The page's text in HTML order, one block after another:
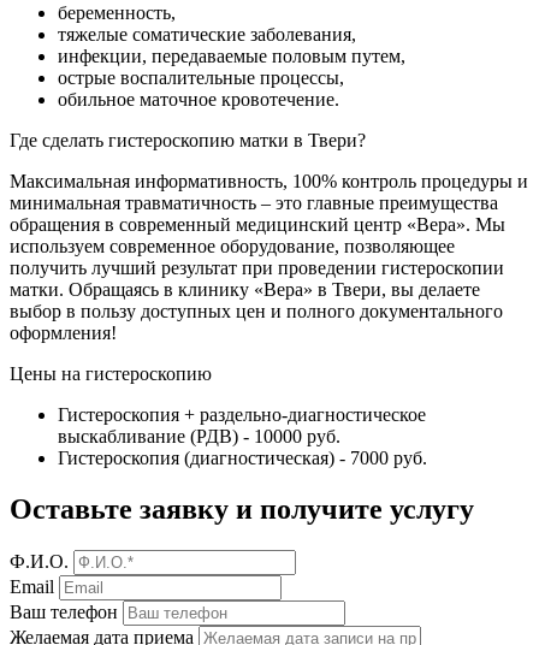
беременность,
тяжелые соматические заболевания,
инфекции, передаваемые половым путем,
острые воспалительные процессы,
обильное маточное кровотечение.
Где сделать гистероскопию матки в Твери?
Максимальная информативность, 100% контроль процедуры и
минимальная травматичность – это главные преимущества
обращения в современный медицинский центр «Вера». Мы
используем современное оборудование, позволяющее
получить лучший результат при проведении гистероскопии
матки. Обращаясь в клинику «Вера» в Твери, вы делаете
выбор в пользу доступных цен и полного документального
оформления!
Цены на гистероскопию
Гистероскопия + раздельно-диагностическое
выскабливание (РДВ) - 10000 руб.
Гистероскопия (диагностическая) - 7000 руб.
Оставьте заявку и получите услугу
Ф.И.О.
Email
Ваш телефон
Желаемая дата приема